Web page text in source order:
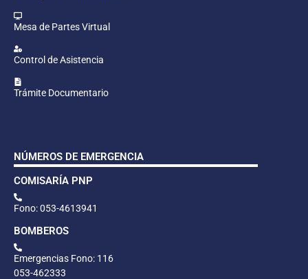
Mesa de Partes Virtual
Control de Asistencia
Trámite Documentario
NÚMEROS DE EMERGENCIA
COMISARÍA PNP
Fono: 053-4613941
BOMBEROS
Emergencias Fono: 116
053-462333